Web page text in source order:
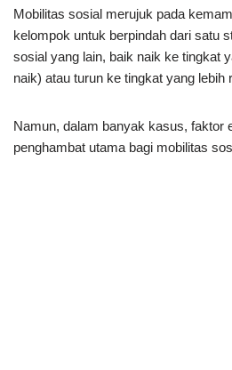
Mobilitas sosial merujuk pada
kelompok untuk berpindah dari satu
sosial yang lain, baik naik ke tingkat
naik) atau turun ke tingkat yang lebih
Namun, dalam banyak kasus, faktor
penghambat utama bagi mobilitas